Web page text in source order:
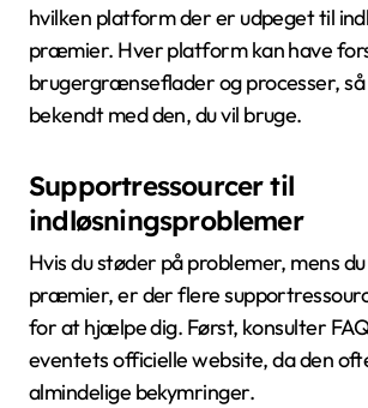
hvilken platform der er udpeget til
præmier. Hver platform kan have
brugergrænseflader og processer,
bekendt med den, du vil bruge.
Supportressourcer til
indløsningsproblemer
Hvis du støder på problemer, mens
præmier, er der flere
for at hjælpe dig. Først, konsulter
eventets officielle website, da den
almindelige bekymringer.